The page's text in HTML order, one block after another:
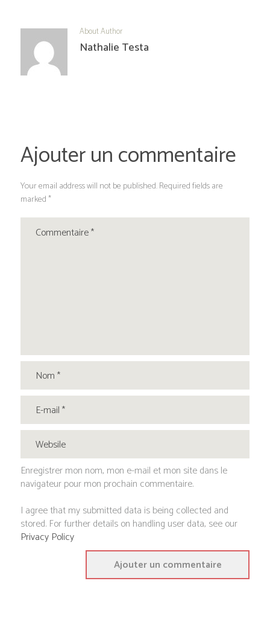
About Author
Nathalie Testa
Ajouter un commentaire
Your email address will not be published. Required fields are
marked *
Enregistrer mon nom, mon e-mail et mon site dans le
navigateur pour mon prochain commentaire.
I agree that my submitted data is being collected and
stored. For further details on handling user data, see our
Privacy Policy